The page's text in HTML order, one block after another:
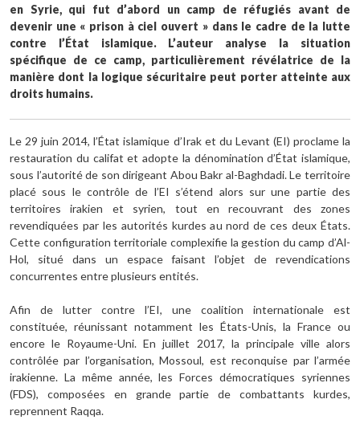
en Syrie, qui fut d’abord un camp de réfugiés avant de
devenir une « prison à ciel ouvert » dans le cadre de la lutte
contre l’État islamique. L’auteur analyse la situation
spécifique de ce camp, particulièrement révélatrice de la
manière dont la logique sécuritaire peut porter atteinte aux
droits humains.
Le 29 juin 2014, l’État islamique d’Irak et du Levant (EI) proclame la
restauration du califat et adopte la dénomination d’État islamique,
sous l’autorité de son dirigeant Abou Bakr al-Baghdadi. Le territoire
placé sous le contrôle de l’EI s’étend alors sur une partie des
territoires irakien et syrien, tout en recouvrant des zones
revendiquées par les autorités kurdes au nord de ces deux États.
Cette configuration territoriale complexifie la gestion du camp d’Al-
Hol, situé dans un espace faisant l’objet de revendications
concurrentes entre plusieurs entités.
Afin de lutter contre l’EI, une coalition internationale est
constituée, réunissant notamment les États-Unis, la France ou
encore le Royaume-Uni. En juillet 2017, la principale ville alors
contrôlée par l’organisation, Mossoul, est reconquise par l’armée
irakienne. La même année, les Forces démocratiques syriennes
(FDS), composées en grande partie de combattants kurdes,
reprennent Raqqa.